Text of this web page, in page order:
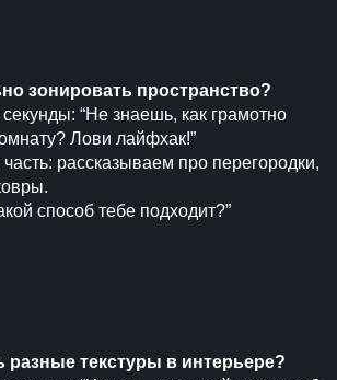
зонировать пространство?
“Не знаешь, как грамотно
Лови лайфхак!”
рассказываем про перегородки,
способ тебе подходит?”
разные текстуры в интерьере?